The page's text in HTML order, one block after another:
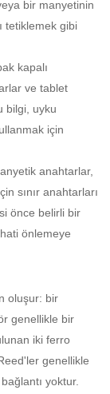
bir manyetinin
tetiklemek gibi
kapalı
ve tablet
bilgi, uyku
için
anahtarlar,
sınır anahtarları
önce belirli bir
önlemeye
oluşur: bir
genellikle bir
iki ferro
genellikle
yoktur.